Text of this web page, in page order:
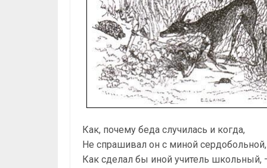
Как, почему беда случилась и когда,
Не спрашивал он с миной сердобольной,
Как сделал бы иной учитель школьный,